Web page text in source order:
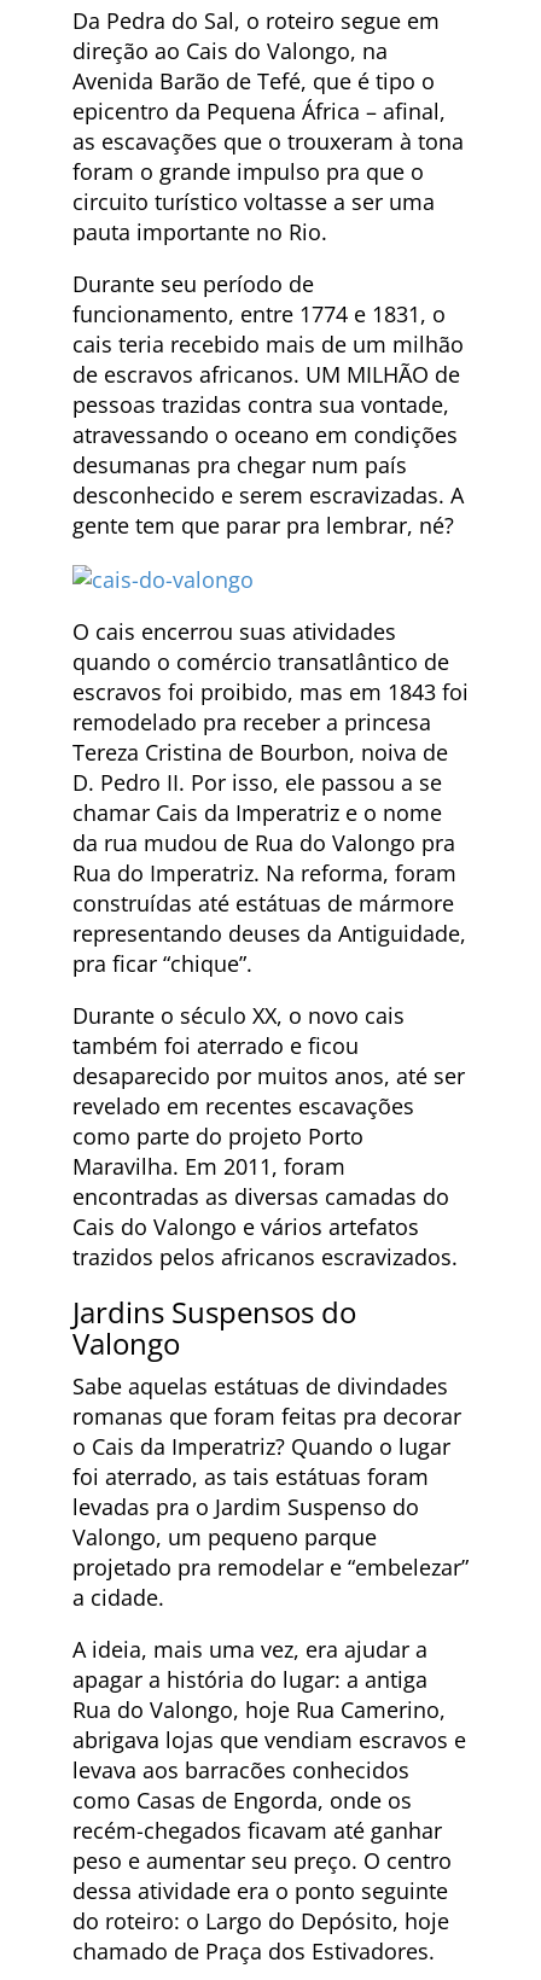
Da Pedra do Sal, o roteiro segue em
direção ao Cais do Valongo, na
Avenida Barão de Tefé, que é tipo o
epicentro da Pequena África – afinal,
as escavações que o trouxeram à tona
foram o grande impulso pra que o
circuito turístico voltasse a ser uma
pauta importante no Rio.
Durante seu período de
funcionamento, entre 1774 e 1831, o
cais teria recebido mais de um milhão
de escravos africanos. UM MILHÃO de
pessoas trazidas contra sua vontade,
atravessando o oceano em condições
desumanas pra chegar num país
desconhecido e serem escravizadas. A
gente tem que parar pra lembrar, né?
O cais encerrou suas atividades
quando o comércio transatlântico de
escravos foi proibido, mas em 1843 foi
remodelado pra receber a princesa
Tereza Cristina de Bourbon, noiva de
D. Pedro II. Por isso, ele passou a se
chamar Cais da Imperatriz e o nome
da rua mudou de Rua do Valongo pra
Rua do Imperatriz. Na reforma, foram
construídas até estátuas de mármore
representando deuses da Antiguidade,
pra ficar “chique”.
Durante o século XX, o novo cais
também foi aterrado e ficou
desaparecido por muitos anos, até ser
revelado em recentes escavações
como parte do projeto Porto
Maravilha. Em 2011, foram
encontradas as diversas camadas do
Cais do Valongo e vários artefatos
trazidos pelos africanos escravizados.
Jardins Suspensos do
Valongo
Sabe aquelas estátuas de divindades
romanas que foram feitas pra decorar
o Cais da Imperatriz? Quando o lugar
foi aterrado, as tais estátuas foram
levadas pra o Jardim Suspenso do
Valongo, um pequeno parque
projetado pra remodelar e “embelezar”
a cidade.
A ideia, mais uma vez, era ajudar a
apagar a história do lugar: a antiga
Rua do Valongo, hoje Rua Camerino,
abrigava lojas que vendiam escravos e
levava aos barracões conhecidos
como Casas de Engorda, onde os
recém-chegados ficavam até ganhar
peso e aumentar seu preço. O centro
dessa atividade era o ponto seguinte
do roteiro: o Largo do Depósito, hoje
chamado de Praça dos Estivadores.